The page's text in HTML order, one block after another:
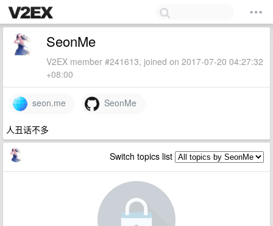
SeonMe
V2EX member #241613, joined on 2017-07-20 04:27:32
+08:00
seon.me SeonMe
人丑话不多
Switch topics list